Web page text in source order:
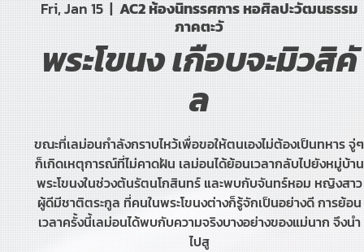
Fri, Jan 15
  |
AC2 ห้องนิทรรศการ หอศิลปะวัฒนธรรม
ภาคตะวั
พระโขนง เกือบจะมิวสิคั
ล
ขณะที่เลม่อนกำลังกราบไหว้เพื่อขอให้ตนเองไม่ต้องเป็นทหาร จู่ๆ
ก็เกิดเหตุการณ์ที่ไม่คาดฝัน เลม่อนได้ย้อนเวลากลับไปยังหมู่บ้าน
พระโขนงในช่วงต้นรัตนโกสินทร์ และพบกับจันทร์หอม หญิงสาว
ผู้ดีมีชาติตระกูล ที่คนในพระโขนงต่างก็รู้จักเป็นอย่างดี การย้อน
เวลาครั้งนี้เลม่อนได้พบกับความจริงบางอย่างของแม่นาก จึงนำ
ไปสู